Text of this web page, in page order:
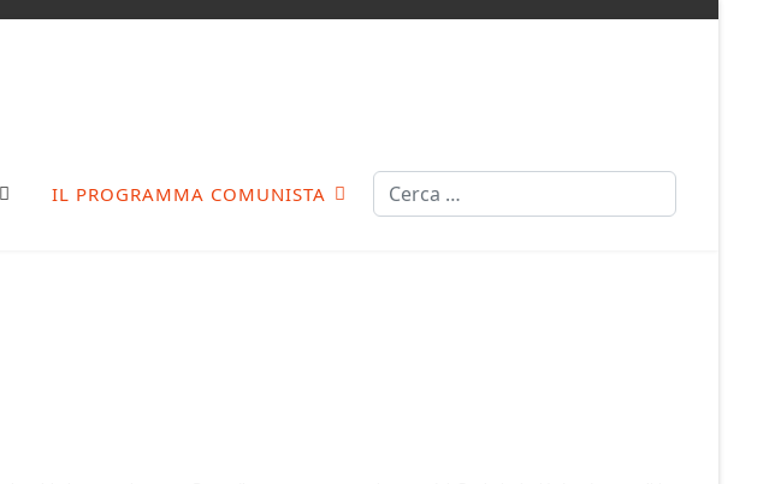
IL PROGRAMMA COMUNISTA Cerca